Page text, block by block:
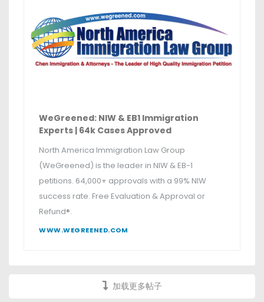
WeGreened: NIW & EB1 Immigration
Experts | 64k Cases Approved
North America Immigration Law Group
(WeGreened) is the leader in NIW & EB-1
petitions. 64,000+ approvals with a 99% NIW
success rate. Free Evaluation & Approval or
Refund®.
WWW.WEGREENED.COM
加载更多帖子